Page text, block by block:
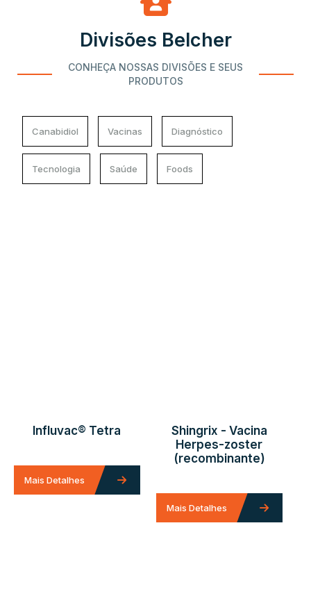
Divisões Belcher
CONHEÇA NOSSAS DIVISÕES E SEUS
PRODUTOS
Canabidiol Vacinas Diagnóstico
Tecnologia Saúde Foods
Influvac® Tetra
Mais Detalhes
Shingrix - Vacina
Herpes-zoster
(recombinante)
Mais Detalhes